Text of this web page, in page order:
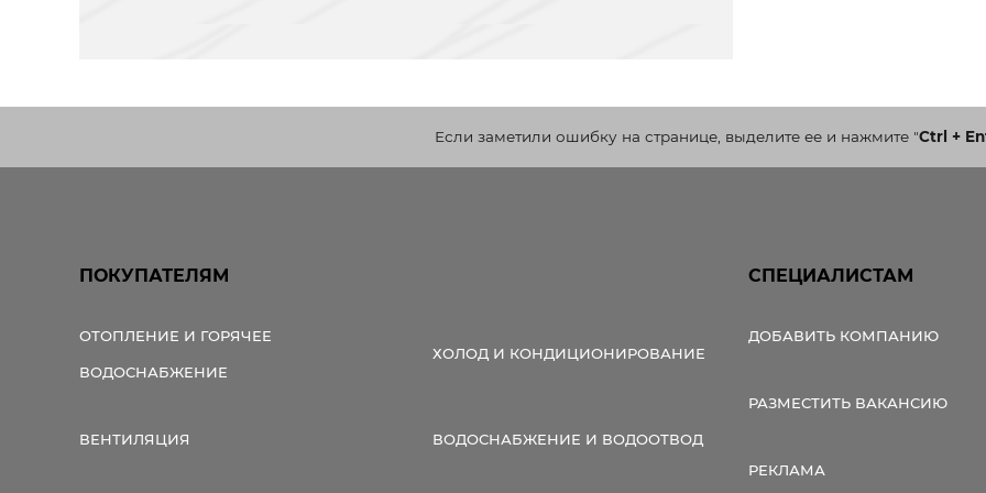
Если заметили ошибку на странице, выделите ее и нажмите"Ctrl +
ПОКУПАТЕЛЯМ
ОТОПЛЕНИЕ И ГОРЯЧЕЕ
ВОДОСНАБЖЕНИЕ
ХОЛОД И КОНДИЦИОНИРОВАНИЕ
ВЕНТИЛЯЦИЯ ВОДОСНАБЖЕНИЕ И ВОДООТВОД
СПЕЦИАЛИСТАМ
ДОБАВИТЬ КОМПАНИЮ
РАЗМЕСТИТЬ ВАКАНСИЮ
РЕКЛАМА